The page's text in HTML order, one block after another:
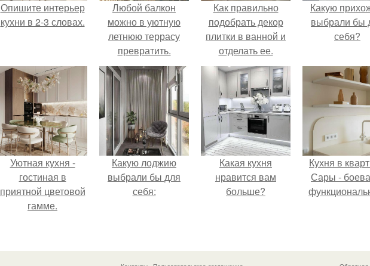
Опишите интерьер
кухни в 2-3 словах.
Любой балкон
можно в уютную
летнюю террасу
превратить.
Как правильно
подобрать декор
плитки в ванной и
отделать ее.
Особенности
Какую
выбрали бы
себя?
Уютная кухня -
гостиная в
приятной цветовой
гамме.
Какую лоджию
выбрали бы для
себя:
Какая кухня
нравится вам
больше?
Кухня в
Сары -